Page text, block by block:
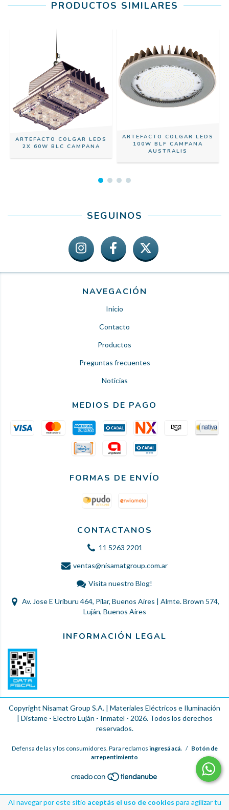
Al navegar por este sitio aceptás el uso de cookies para agilizar tu
PRODUCTOS SIMILARES
ARTEFACTO COLGAR LEDS
2X 60W BLC CAMPANA
ARTEFACTO COLGAR LEDS
100W BLF CAMPANA
AUSTRALIS
SEGUINOS
NAVEGACIÓN
Inicio
Contacto
Productos
Preguntas frecuentes
Noticias
MEDIOS DE PAGO
FORMAS DE ENVÍO
CONTACTANOS
11 5263 2201
ventas@nisamatgroup.com.ar
Visita nuestro Blog!
Av. Jose E Uriburu 464, Pilar, Buenos Aires | Almte. Brown 574,
Luján, Buenos Aires
INFORMACIÓN LEGAL
Copyright Nisamat Group S.A. | Materiales Eléctricos e Iluminación
| Distame - Electro Luján - Inmatel - 2026. Todos los derechos
reservados.
Defensa de las y los consumidores. Para reclamos ingresá acá. / Botón de
arrepentimiento